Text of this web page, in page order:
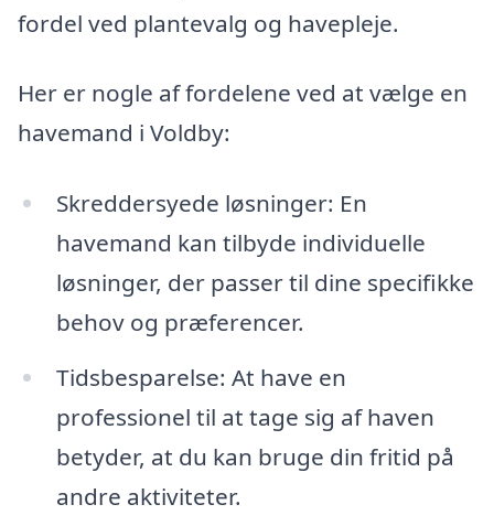
fordel ved plantevalg og havepleje.
Her er nogle af fordelene ved at vælge en
havemand i Voldby:
Skreddersyede løsninger: En
havemand kan tilbyde individuelle
løsninger, der passer til dine specifikke
behov og præferencer.
Tidsbesparelse: At have en
professionel til at tage sig af haven
betyder, at du kan bruge din fritid på
andre aktiviteter.